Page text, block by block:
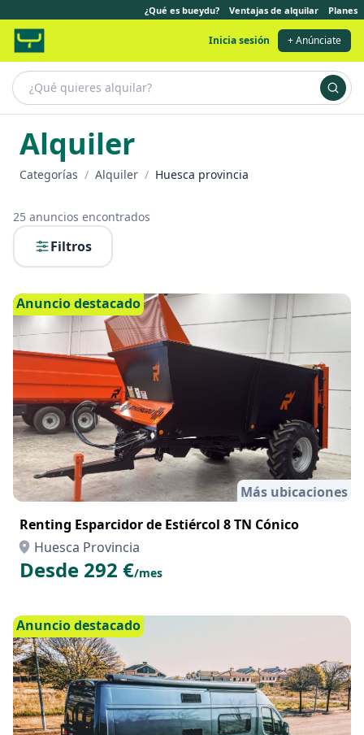
¿Qué es bueydu? Ventajas de alquilar Planes
Inicia sesión + Anúnciate
Alquiler
Categorías / Alquiler / Huesca provincia
25 anuncios encontrados
Filtros
Anuncio destacado
Más ubicaciones
Renting Esparcidor de Estiércol 8 TN Cónico
Huesca Provincia
Desde 292 €/mes
Anuncio destacado